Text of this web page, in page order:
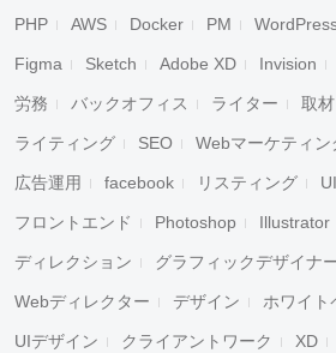
PHP AWS Docker PM
Figma Sketch Adobe XD Invision
労務 バックオフィス ライター 取材
ライティング SEO Webマーケティン
広告運用 facebook リスティング UI
フロントエンド Photoshop Illustrator
ディレクション グラフィックデザイナ
Webディレクター デザイン ホワイト
UIデザイン クライアントワーク XD